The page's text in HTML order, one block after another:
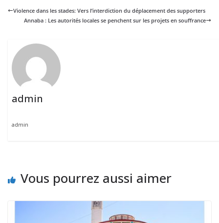
Violence dans les stades: Vers l’interdiction du déplacement des supporters
Annaba : Les autorités locales se penchent sur les projets en souffrance
admin
admin
Vous pourrez aussi aimer